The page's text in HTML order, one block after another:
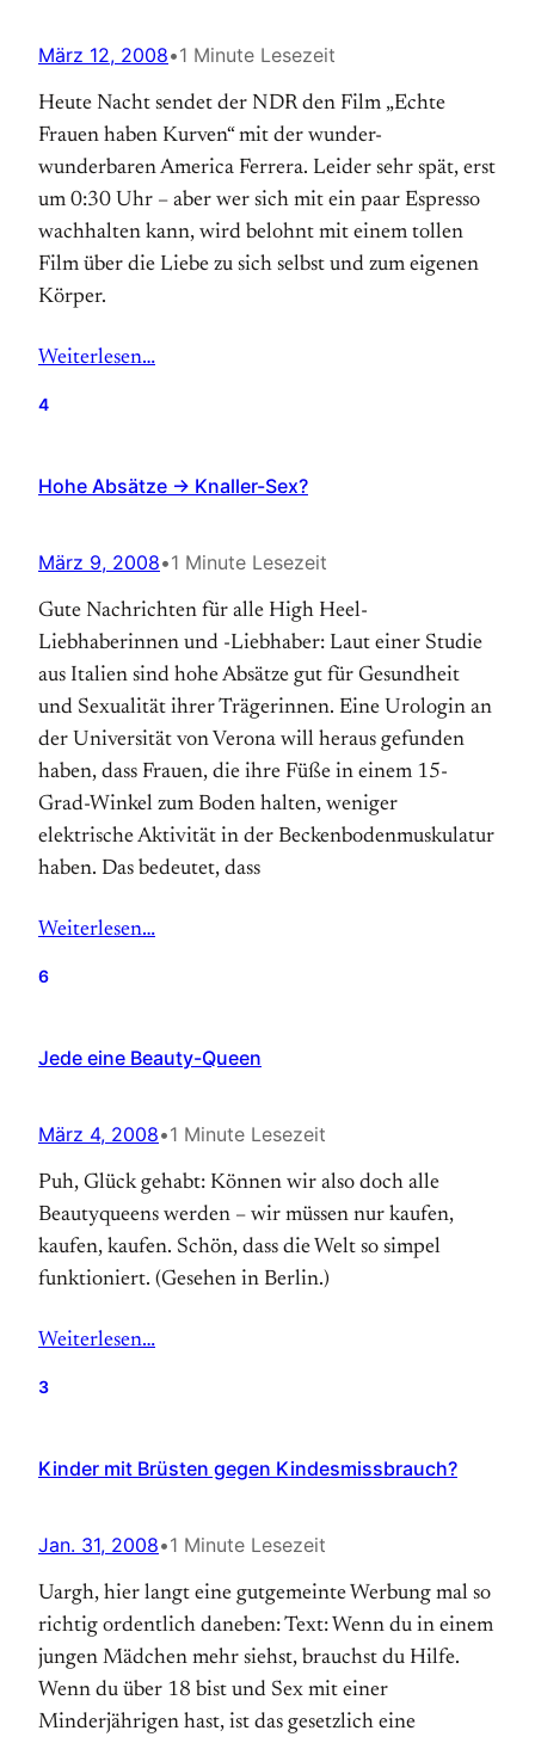
März 12, 2008•1 Minute Lesezeit
Heute Nacht sendet der NDR den Film „Echte
Frauen haben Kurven“ mit der wunder-
wunderbaren America Ferrera. Leider sehr spät, erst
um 0:30 Uhr – aber wer sich mit ein paar Espresso
wachhalten kann, wird belohnt mit einem tollen
Film über die Liebe zu sich selbst und zum eigenen
Körper.
Weiterlesen…
4
Hohe Absätze → Knaller-Sex?
März 9, 2008•1 Minute Lesezeit
Gute Nachrichten für alle High Heel-
Liebhaberinnen und -Liebhaber: Laut einer Studie
aus Italien sind hohe Absätze gut für Gesundheit
und Sexualität ihrer Trägerinnen. Eine Urologin an
der Universität von Verona will heraus gefunden
haben, dass Frauen, die ihre Füße in einem 15-
Grad-Winkel zum Boden halten, weniger
elektrische Aktivität in der Beckenbodenmuskulatur
haben. Das bedeutet, dass
Weiterlesen…
6
Jede eine Beauty-Queen
März 4, 2008•1 Minute Lesezeit
Puh, Glück gehabt: Können wir also doch alle
Beautyqueens werden – wir müssen nur kaufen,
kaufen, kaufen. Schön, dass die Welt so simpel
funktioniert. (Gesehen in Berlin.)
Weiterlesen…
3
Kinder mit Brüsten gegen Kindesmissbrauch?
Jan. 31, 2008•1 Minute Lesezeit
Uargh, hier langt eine gutgemeinte Werbung mal so
richtig ordentlich daneben: Text: Wenn du in einem
jungen Mädchen mehr siehst, brauchst du Hilfe.
Wenn du über 18 bist und Sex mit einer
Minderjährigen hast, ist das gesetzlich eine